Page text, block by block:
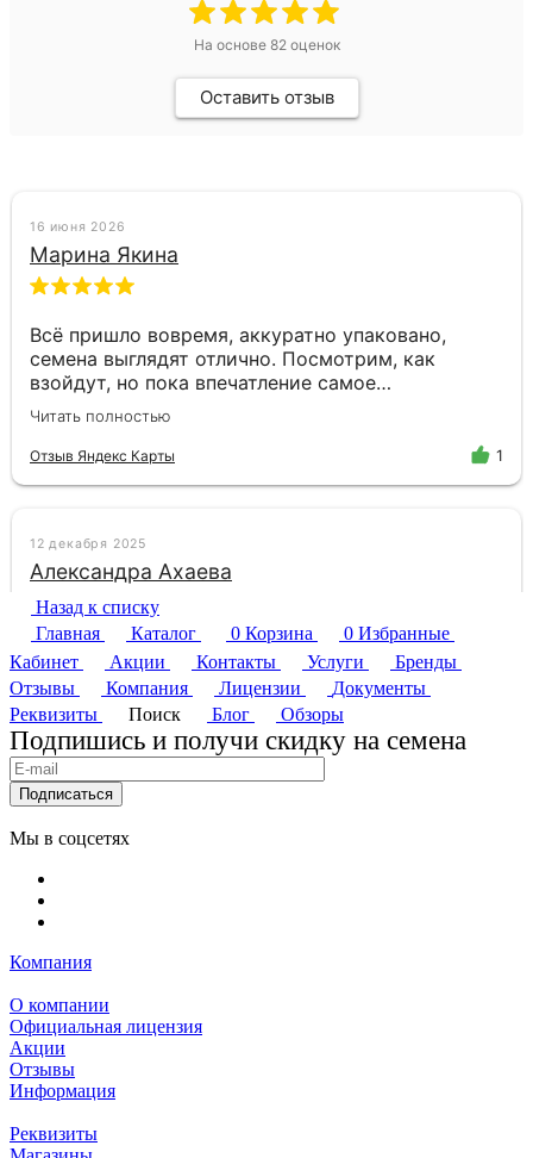
Назад к списку
Главная
Каталог 0 Корзина 0 Избранные
Кабинет
Акции Контакты Услуги
Бренды
Отзывы
Компания Лицензии
Документы
Реквизиты
Поиск Блог Обзоры
Подпишись и получи скидку на семена
Подписаться
Мы в соцсетях
Компания
О компании
Официальная лицензия
Акции
Отзывы
Информация
Реквизиты